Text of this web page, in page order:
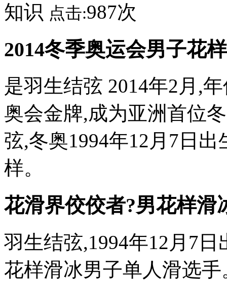
知识 点击:987次
2014冬季奥运会男子花
是羽生结弦 2014年2月,
奥会金牌,成为亚洲首位
弦,冬奥1994年12月7日
样。
花滑界佼佼者?男花样滑
羽生结弦,1994年12月7
花样滑冰男子单人滑选手